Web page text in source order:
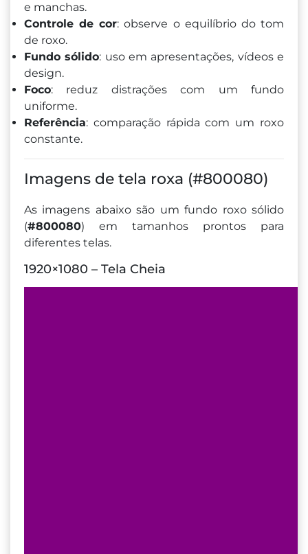
e manchas.
Controle de cor: observe o equilíbrio do tom
de roxo.
Fundo sólido: uso em apresentações, vídeos e
design.
Foco: reduz distrações com um fundo
uniforme.
Referência: comparação rápida com um roxo
constante.
Imagens de tela roxa (#800080)
As imagens abaixo são um fundo roxo sólido
(#800080) em tamanhos prontos para
diferentes telas.
1920×1080 – Tela Cheia